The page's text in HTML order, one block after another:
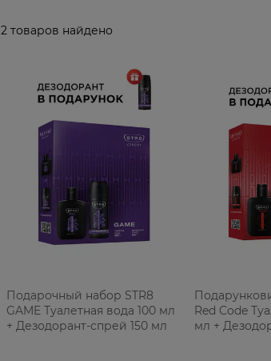
2 товаров найдено
Подарочный набор STR8
GAME Туалетная вода 100 мл
+ Дезодорант-спрей 150 мл
Red Code
мл +